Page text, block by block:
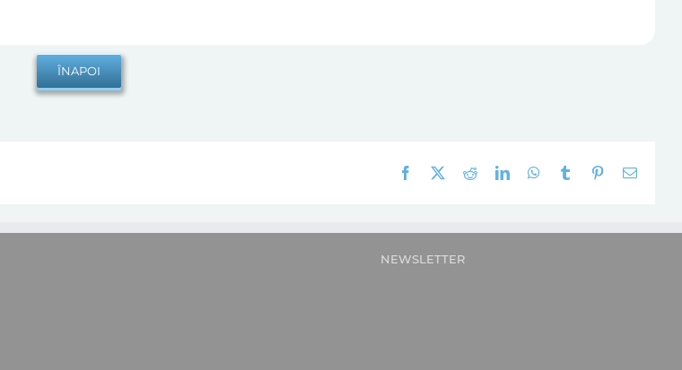
Facebook RedditLinkedInWhatsApp
Tumblr Pinterest
E-
NEWSLETTER